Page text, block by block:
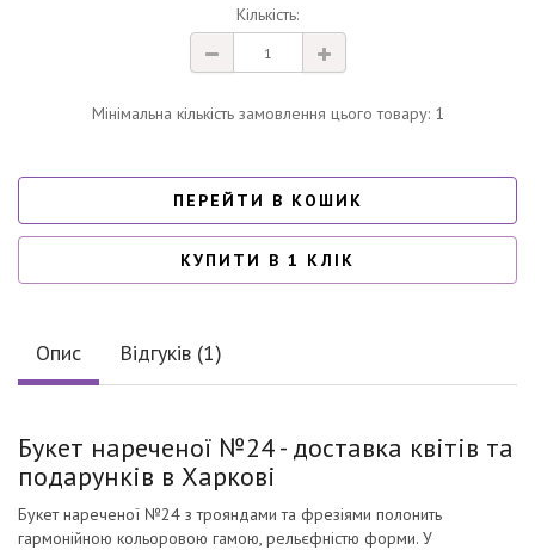
Кількість:
Мінімальна кількість замовлення цього товару: 1
ПЕРЕЙТИ В КОШИК
КУПИТИ В 1 КЛІК
Опис Відгуків (1)
Букет нареченої №24 - доставка квітів та
подарунків в Харкові
Букет нареченої №24 з трояндами та фрезіями полонить
гармонійною кольоровою гамою, рельєфністю форми. У